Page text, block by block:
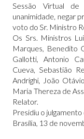
Sessão Virtual
unanimidade, negar
voto do Sr. Ministro
Os Srs. Ministros
Marques, Benedito
Gallotti, Antonio
Cueva, Sebastião
Andrighi, João
Maria Thereza de
Relator.
Presidiu o
Brasília, 13 de